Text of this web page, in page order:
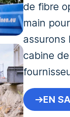
de fibre
main
assurons
cabine
EN